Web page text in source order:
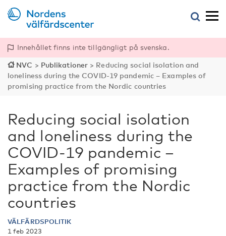
Innehållet finns inte tillgängligt på svenska.
NVC > Publikationer > Reducing social isolation and
loneliness during the COVID-19 pandemic – Examples of
promising practice from the Nordic countries
Reducing social isolation
and loneliness during the
COVID-19 pandemic –
Examples of promising
practice from the Nordic
countries
VÄLFÄRDSPOLITIK
1 feb 2023